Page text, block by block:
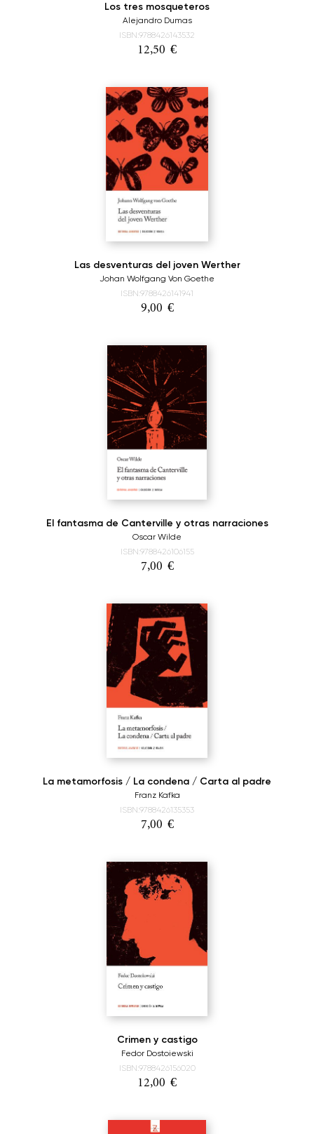
Los tres mosqueteros
Alejandro Dumas
ISBN:9788426143532
12,50 €
Las desventuras del joven Werther
Johan Wolfgang Von Goethe
ISBN:9788426141941
9,00 €
El fantasma de Canterville y otras narraciones
Oscar Wilde
ISBN:9788426106155
7,00 €
La metamorfosis / La condena / Carta al padre
Franz Kafka
ISBN:9788426135353
7,00 €
Crimen y castigo
Fedor Dostoiewski
ISBN:9788426156020
12,00 €